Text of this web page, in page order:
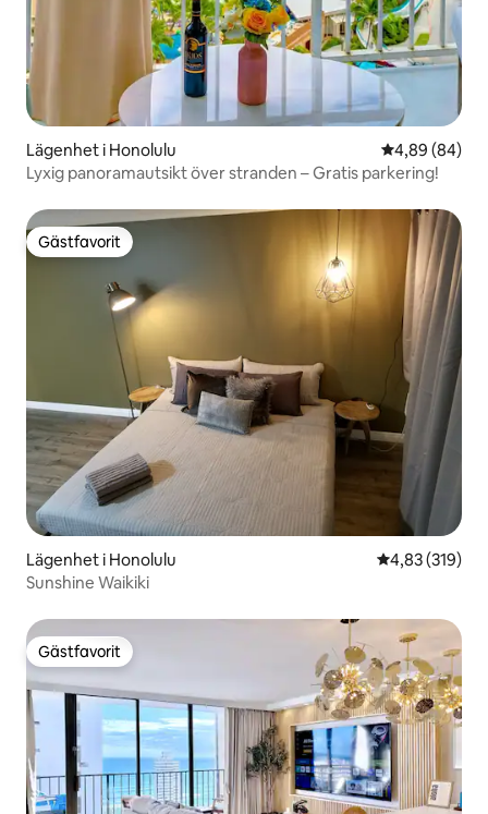
Lägenhet i Honolulu 4,89 av 5 i
4,89 (84)
Lyxig panoramautsikt över stranden – Gratis parkering!
Gästfavorit
Gästfavorit
Lägenhet i Honolulu 4,83 av 5 i
4,83 (319)
Sunshine Waikiki
Gästfavorit
Gästfavorit